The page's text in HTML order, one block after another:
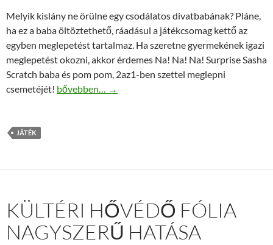
Melyik kislány ne örülne egy csodálatos divatbabának? Pláne,
ha ez a baba öltöztethető, ráadásul a játékcsomag kettő az
egyben meglepetést tartalmaz. Ha szeretne gyermekének igazi
meglepetést okozni, akkor érdemes Na! Na! Na! Surprise Sasha
Scratch baba és pom pom, 2az1-ben szettel meglepni
csemetéjét! Na! Na! Na! Surprise Sasha Scratch baba és pom
bővebben… →
JÁTÉK
KÜLTÉRI HŐVÉDŐ FÓLIA
NAGYSZERŰ HATÁSA